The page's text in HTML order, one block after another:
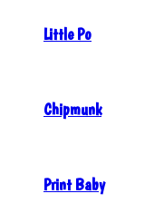
Little Po
Chipmunk
Print Baby